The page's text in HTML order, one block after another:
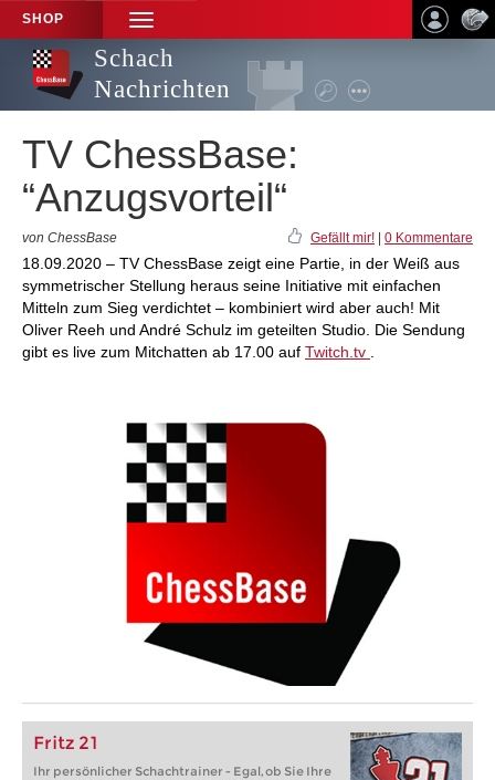
SHOP
TOGGLE
NAVIGATION
Schach
Nachrichten
TV ChessBase:
“Anzugsvorteil“
von ChessBase Gefällt mir! 0 Kommentare
18.09.2020 – TV ChessBase zeigt eine Partie, in der Weiß aus
symmetrischer Stellung heraus seine Initiative mit einfachen
Mitteln zum Sieg verdichtet – kombiniert wird aber auch! Mit
Oliver Reeh und André Schulz im geteilten Studio. Die Sendung
gibt es live zum Mitchatten ab 17.00 auf Twitch.tv
Fritz 21
Ihr persönlicher Schachtrainer - Egal, ob Sie Ihre